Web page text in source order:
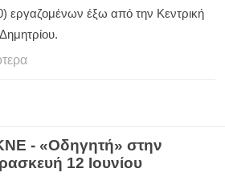
εργαζομένων έξω από την Κεντρική
- «Οδηγητή» στην
12 Ιουνίου